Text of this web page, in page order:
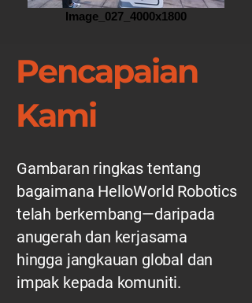
Image_027_4000x1800
Pencapaian
Kami
Gambaran ringkas tentang
bagaimana HelloWorld Robotics
telah berkembang—daripada
anugerah dan kerjasama
hingga jangkauan global dan
impak kepada komuniti.